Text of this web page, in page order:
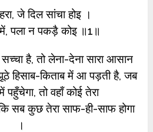
जे दिल सांचा होइ ।
पला न पकड़ै कोइ ॥1॥
सच्चा है, तो लेना-देना सारा आसान
हिसाब-किताब में आ पड़ती है, जब
पहुँचेगा, तो वहाँ कोई तेरा
सब कुछ तेरा साफ-ही-साफ होगा
।